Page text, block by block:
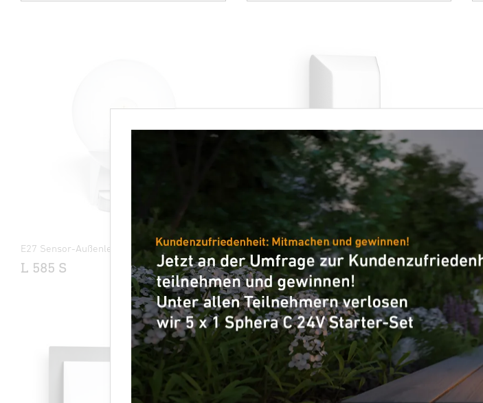
E27 Sensor-Außenleuchte
L 585 S
E27 Sensor-Außenleuchte
L 30 S